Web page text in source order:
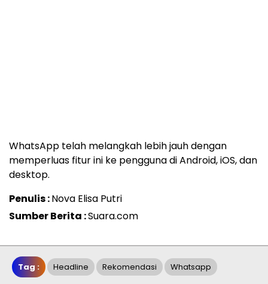
WhatsApp telah melangkah lebih jauh dengan
memperluas fitur ini ke pengguna di Android, iOS, dan
desktop.
Penulis :Nova Elisa Putri
Sumber Berita :Suara.com
Tag : Headline Rekomendasi Whatsapp